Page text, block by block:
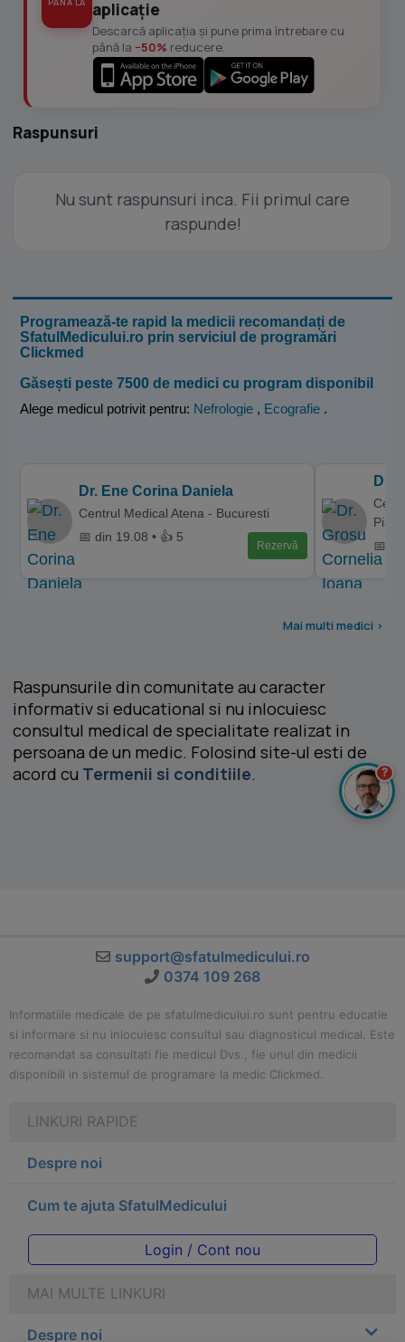
aplicație
Descarcă aplicația și pune prima întrebare cu
până la −50% reducere.
Raspunsuri
Nu sunt raspunsuri inca. Fii primul care
raspunde!
Programează-te rapid la medicii recomandați de
SfatulMedicului.ro prin serviciul de programări
Clickmed
Găsești peste 7500 de medici cu program disponibil
Alege medicul potrivit pentru: Nefrologie , Ecografie .
Dr. Ene Corina Daniela
Centrul Medical Atena - Bucuresti
📅 din 19.08 • 👍 5
Rezervă
Dr.
📅
Mai multi medici >
Raspunsurile din comunitate au caracter
informativ si educational si nu inlocuiesc
consultul medical de specialitate realizat in
persoana de un medic. Folosind site-ul esti de
acord cu Termenii si conditiile.
support@sfatulmedicului.ro
0374 109 268
Informatiile medicale de pe sfatulmedicului.ro sunt pentru educatie
si informare si nu inlocuiesc consultul sau diagnosticul medical. Este
recomandat sa consultati fie medicul Dvs., fie unul din medicii
disponibili in sistemul de programare la medic Clickmed.
LINKURI RAPIDE
Despre noi
Cum te ajuta SfatulMedicului
Login / Cont nou
MAI MULTE LINKURI
Despre noi
?